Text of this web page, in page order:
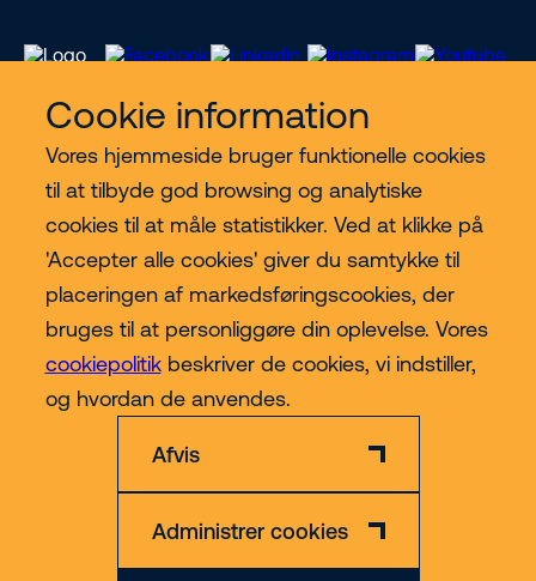
Cookie information
Vores hjemmeside bruger funktionelle cookies
til at tilbyde god browsing og analytiske
cookies til at måle statistikker. Ved at klikke på
'Accepter alle cookies' giver du samtykke til
placeringen af markedsføringscookies, der
bruges til at personliggøre din oplevelse. Vores
cookiepolitikbeskriver de cookies, vi indstiller,
og hvordan de anvendes.
Afvis
Administrer cookies
Vores services
Lift kategorier
Contact
Mere